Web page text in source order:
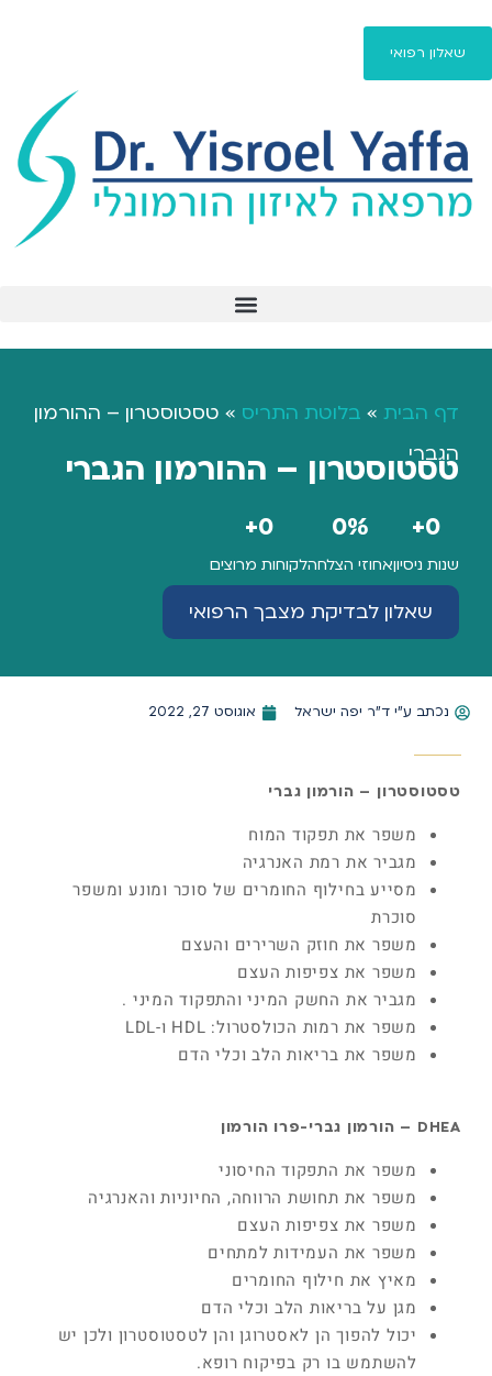
שאלון רפואי
דף הבית » בלוטת התריס » טסטוסטרון – ההורמון
הגברי
טסטוסטרון – ההורמון הגברי
שנות ניסיון
0
+
אחוזי הצלחה
%
0
לקוחות מרוצים
0
+
שאלון לבדיקת מצבך הרפואי
נכתב ע"י ד"ר יפה ישראל אוגוסט 27, 2022
טסטוסטרון – הורמון גברי
משפר את תפקוד המוח
מגביר את רמת האנרגיה
מסייע בחילוף החומרים של סוכר ומונע ומשפר
סוכרת
משפר את חוזק השרירים והעצם
משפר את צפיפות העצם
מגביר את החשק המיני והתפקוד המיני .
משפר את רמות הכולסטרול: HDL ו-LDL
משפר את בריאות הלב וכלי הדם
DHEA – הורמון גברי-פרו הורמון
משפר את התפקוד החיסוני
משפר את תחושת הרווחה, החיוניות והאנרגיה
משפר את צפיפות העצם
משפר את העמידות למתחים
מאיץ את חילוף החומרים
מגן על בריאות הלב וכלי הדם
יכול להפוך הן לאסטרוגן והן לטסטוסטרון ולכן יש
להשתמש בו רק בפיקוח רופא.